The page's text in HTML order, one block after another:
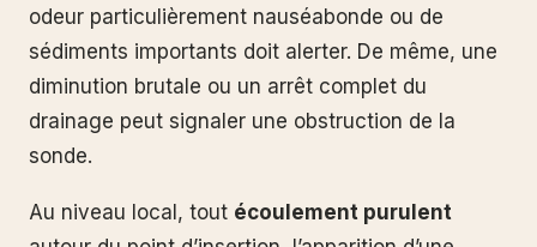
odeur particulièrement nauséabonde ou de
sédiments importants doit alerter. De même, une
diminution brutale ou un arrêt complet du
drainage peut signaler une obstruction de la
sonde.
Au niveau local, tout écoulement purulent